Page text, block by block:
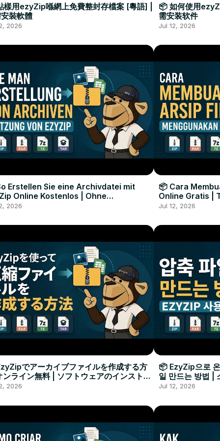
樣用ezyZip喺網上免費整封存檔案 [粵語] |
裝軟體
2026
📦 如何使用
需安装软件
Jul 12, 2026
Erstellen Sie eine Archivdatei mit
Online Kostenlos | Ohne
2026
📦 Cara
Online Gratis |
Lunak
Jul 12, 2026
でアーカイブファイルを作成する方
ンライン無料 | ソフトウェアのインストー
2026
📦 EzyZip으로
일 만드는 방법 |
Jul 12, 2026